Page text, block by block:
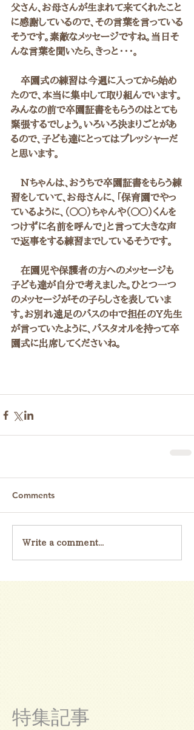
父さん、お母さんが生まれて来てくれたこと
に感謝しているので、その言葉を言っている
そうです。素敵なメッセージですね。当日そ
んな言葉を聞いたら、きっと・・・。
卒園式の練習は今週に入ってから始め
たので、本当に集中して取り組んでいます。
みんなの前で卒園証書をもらうのはとても
緊張するでしょう。いろいろ決まりごとがあ
るので、子ども達にとってはプレッシャーだ
と思います。
Nちゃんは、おうちで卒園証書をもらう練
習をしていて、お母さんに、「保育園でやっ
ているように、（〇〇）ちゃんや（〇〇）くんを
つけずに名前を呼んで」と言って大きな声
で返事をする練習までしているそうです。
在園児や保護者の方へのメッセージも
子ども達が自分で考えました。ひとつ一つ
のメッセージがその子らしさを表していま
す。お別れ遠足のバスの中で担任のY先生
が言っていたように、バスタオルを持って卒
園式に出席してくださいね。
Comments
Write a comment...
特集記事